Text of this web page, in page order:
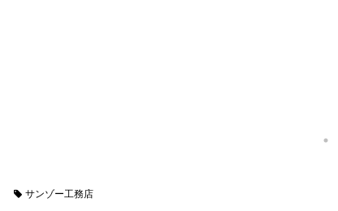
サンゾー工務店